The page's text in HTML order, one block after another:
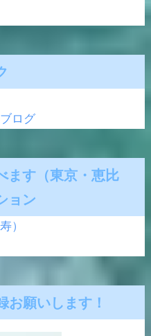
ログ
ます（東京・恵比
ョン
）
お願いします！